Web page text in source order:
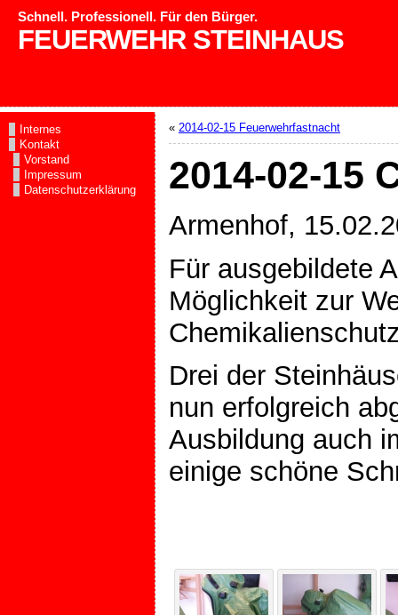
FEUERWEHR STEINHAUS
Schnell. Professionell. Für den Bürger.
Internes
Kontakt
Vorstand
Impressum
Datenschutzerklärung
« 2014-02-15 Feuerwehrfastnacht
2014-02-15
Armenhof,
Für ausgebildete
Möglichkeit zur
Drei der
nun erfolgreich
Ausbildung auch
einige schöne